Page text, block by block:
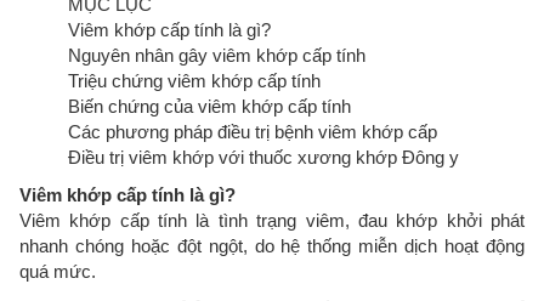
Viêm khớp cấp tính là gì?
Nguyên nhân gây viêm khớp cấp tính
Triệu chứng viêm khớp cấp tính
Biến chứng của viêm khớp cấp tính
Các phương pháp điều trị bệnh viêm khớp cấp
Điều trị viêm khớp với thuốc xương khớp Đông y
Viêm khớp cấp tính là gì?
Viêm khớp cấp tính là tình trạng viêm, đau khớp khởi phát
nhanh chóng hoặc đột ngột, do hệ thống miễn dịch hoạt động
quá mức.